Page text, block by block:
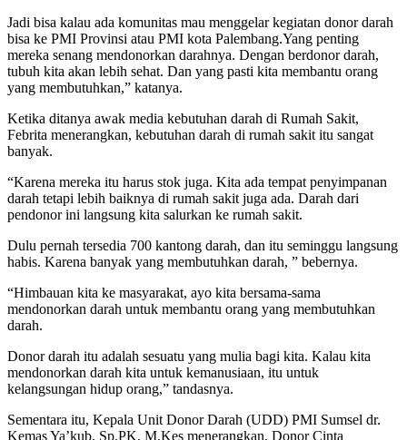
Jadi bisa kalau ada komunitas mau menggelar kegiatan donor darah
bisa ke PMI Provinsi atau PMI kota Palembang.Yang penting
mereka senang mendonorkan darahnya. Dengan berdonor darah,
tubuh kita akan lebih sehat. Dan yang pasti kita membantu orang
yang membutuhkan,” katanya.
Ketika ditanya awak media kebutuhan darah di Rumah Sakit,
Febrita menerangkan, kebutuhan darah di rumah sakit itu sangat
banyak.
“Karena mereka itu harus stok juga. Kita ada tempat penyimpanan
darah tetapi lebih baiknya di rumah sakit juga ada. Darah dari
pendonor ini langsung kita salurkan ke rumah sakit.
Dulu pernah tersedia 700 kantong darah, dan itu seminggu langsung
habis. Karena banyak yang membutuhkan darah, ” bebernya.
“Himbauan kita ke masyarakat, ayo kita bersama-sama
mendonorkan darah untuk membantu orang yang membutuhkan
darah.
Donor darah itu adalah sesuatu yang mulia bagi kita. Kalau kita
mendonorkan darah kita untuk kemanusiaan, itu untuk
kelangsungan hidup orang,” tandasnya.
Sementara itu, Kepala Unit Donor Darah (UDD) PMI Sumsel dr.
Kemas Ya’kub, Sp.PK, M.Kes menerangkan, Donor Cinta